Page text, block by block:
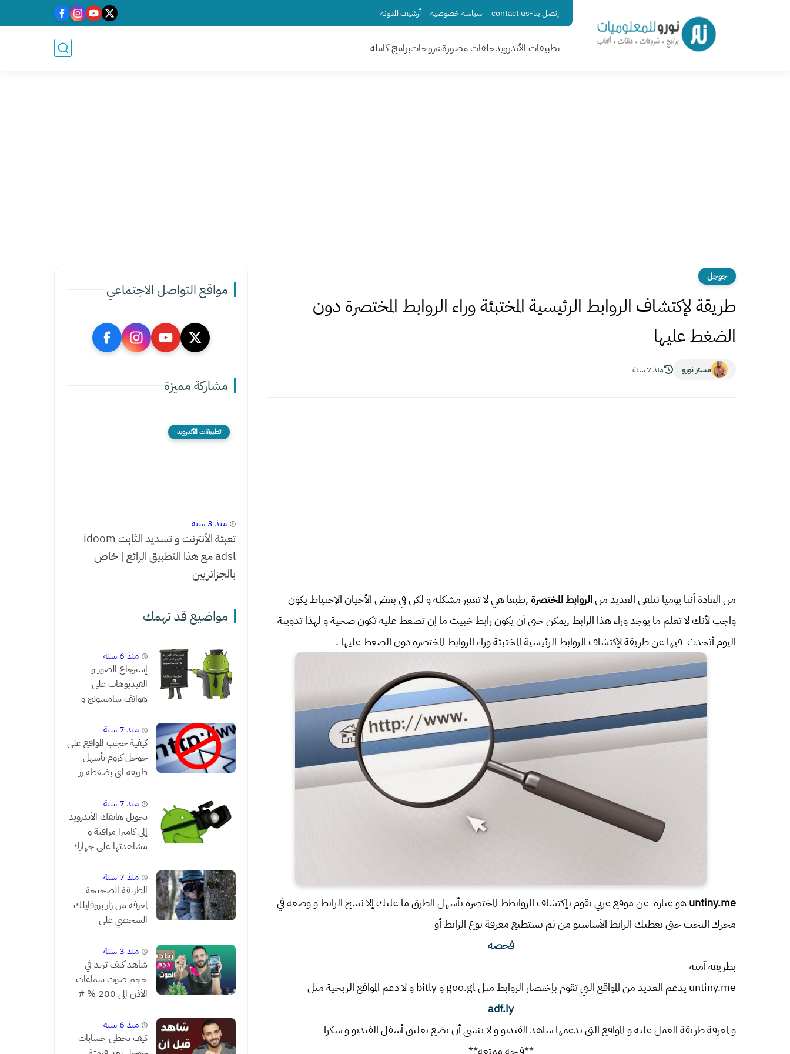
إتصل بنا-contact us سياسة خصوصية أرشيف المدونة
تطبيقات الأندرويدحلقات مصورةشروحاتبرامج كاملة
جوجل
طريقة لإكتشاف الروابط الرئيسية المختبئة وراء الروابط المختصرة دون
الضغط عليها
مستر نورو منذ 7 سنة
من العادة أننا يوميا نتلقى العديد منالروابط المختصرة,طبعا هي لا تعتبر مشكلة و لكن في بعض الأحيان الإحتياط يكون
واجب لأنك لا تعلم ما يوجد وراء هذا الرابط ,يمكن حتى أن يكون رابط خبيث ما إن تضغط عليه تكون ضحية و لهذا تدوينة
اليوم أتحدث فيها عن طريقة لإكتشاف الروابط الرئيسية المختبئة وراء الروابط المختصرة دون الضغط عليها .
untiny.meهو عبارة عن موقع عربي يقوم بإكتشاف الروابطط المختصرة بأسهل الطرق ما عليك إلا نسخ الرابط و وضعه في
محرك البحث حتى يعطيك الرابط الأساسيو من ثم تستطيع معرفة نوع الرابط أو
فحصه
بطريقة آمنة
untiny.me يدعم العديد من المواقع التي تقوم بإختصار الروابط مثل goo.gl و bitly و لا دعم المواقع الربحية مثل
adf.ly
و لمعرفة طريقة العمل عليه و المواقع التي يدعمها شاهد الفيديو و لا تنسى أن تضع تعليق أسفل الفيديو و شكرا
**فرجة ممتعة**
مواقع التواصل الاجتماعي
مشاركة مميزة
تطبيقات الأندرويد
منذ 3 سنة
تعبئة الأنترنت و تسديد الثابت idoom
adsl مع هذا التطبيق الرائع | خاص
بالجزائريين
مواضيع قد تهمك
منذ 6 سنة
إسترجاع الصور و
الفيديوهات على
هواتف سامسونج و
منذ 7 سنة
كيفية حجب المواقع على
جوجل كروم بأسهل
طريقة اي بضغطة زر
منذ 7 سنة
تحويل هاتفك الأندرويد
إلى كاميرا مراقبة و
مشاهدتها على جهازك
منذ 7 سنة
الطريقة الصحيحة
لمعرفة من زار بروفايلك
الشخصي على
منذ 3 سنة
شاهد كيف تزيد في
حجم صوت سماعات
الأذن إلى 200 % #
منذ 6 سنة
كيف تخطي حسابات